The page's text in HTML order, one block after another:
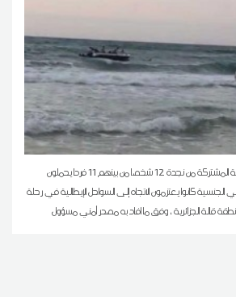
تمكنت الاجهزة الإنقاذية التونسية المشتركة من نجدة 12 شخصا من بينهم 11 فردا يحملون
كانوا يعتزمون الاتجاه إلى السواحل الإيطالية في رحلة
قالة الجزائرية ، وفق ما افاد به مصدر أمني مسؤول